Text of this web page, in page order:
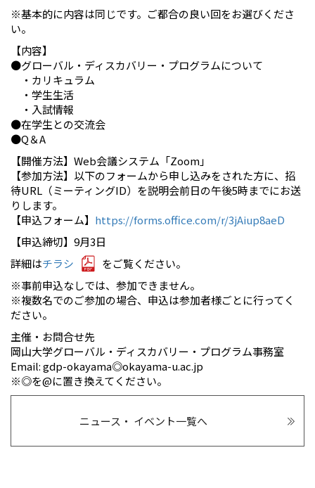
※基本的に内容は同じです。ご都合の良い回をお選びくださ
い。
【内容】
●グローバル・ディスカバリー・プログラムについて
・カリキュラム
・学生生活
・入試情報
●在学生との交流会
●Q＆A
【開催方法】Web会議システム「Zoom」
【参加方法】以下のフォームから申し込みをされた方に、招
待URL（ミーティングID）を説明会前日の午後5時までにお送
りします。
【申込フォーム】 https://forms.office.com/r/3jAiup8aeD
【申込締切】9月3日
詳細はチラシ
をご覧ください。
※事前申込なしでは、参加できません。
※複数名でのご参加の場合、申込は参加者様ごとに行ってく
ださい。
主催・お問合せ先
岡山大学グローバル・ディスカバリー・プログラム事務室
Email: gdp-okayama◎okayama-u.ac.jp
※◎を@に置き換えてください。
ニュース・ イベント一覧へ